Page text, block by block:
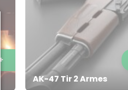
+
AK-47 Tir 2 Armes